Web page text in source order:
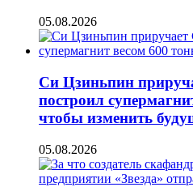
05.08.2026
Си Цзиньпин
построил
чтобы изменить
05.08.2026